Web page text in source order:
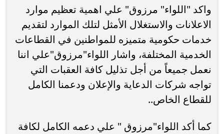
واكد "اللواء" مرزوق" علي اهمية تعظيم موارد
الاعلانات والاستغلال الأمثل لتلك الموارد لتقديم
خدمات حكومية متميزه للمواطنين في القطاعات
الخدمية المختلفة، واشار اللواء"مرزوق"علي اننا
نعمل جميعاً من أجل تذليل كافة العقبات التي
تواجه شركات الدعاية والإعلان ودعمنا الكامل
للقطاع الخاص..
كما أكد اللواء"مرزوق " علي دعمه الكامل لكافة